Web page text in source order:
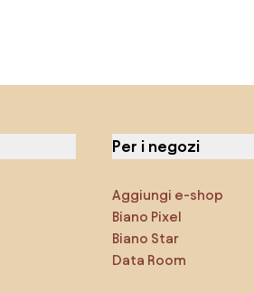
Per i negozi
Aggiungi e-shop
Biano Pixel
Biano Star
Data Room